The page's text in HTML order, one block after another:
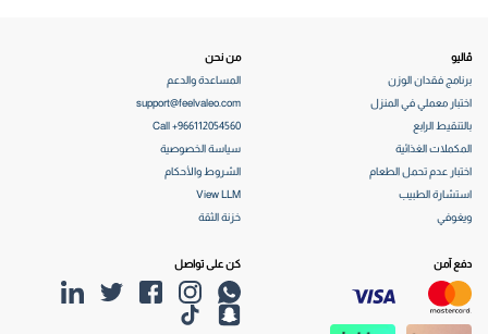
ڤاليو
برنامج فقدان الوزن
اختبار معملي في المنزل
بالتنقيط الرابع
المكملات الغذائية
اختبار عدم تحمل الطعام
استشارة الطبيب
ويغوفي
من نحن
المساعدة والدعم
support@feelvaleo.com
Call +966112054560
سياسة الخصوصية
الشروط والأحكام
View LLM
خزنة الثقة
دفع آمن كن على تواصل